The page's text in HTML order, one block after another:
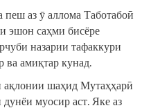
аз ӯ аллома Таботабоӣ
эшон саҳми бисёре
назарии тафаккури
ва амиқтар кунад.
шаҳид Мутаҳҳарӣ
муосир аст. Яке аз